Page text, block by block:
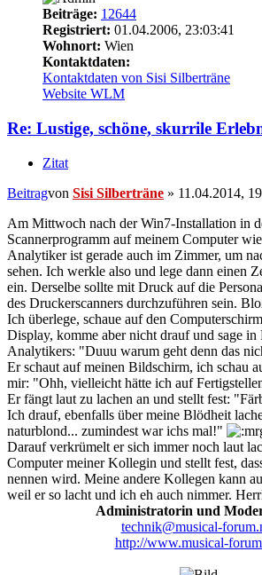
Beiträge: 12644
Registriert: 01.04.2006, 23:03:41
Wohnort: Wien
Kontaktdaten:
Kontaktdaten von Sisi Silberträne
Website WLM
Re: Lustige, schöne, skurrile
Zitat
Beitragvon Sisi Silberträne » 11.04.2014,
Am Mittwoch nach der Win7-Installation in
Scannerprogramm auf meinem Computer
Analytiker ist gerade auch im Zimmer, um
sehen. Ich werkle also und lege dann einen
ein. Derselbe sollte mit Druck auf die
des Druckerscanners durchzuführen sein.
Ich überlege, schaue auf den
Display, komme aber nicht drauf und sage in
Analytikers: "Duuu warum geht denn das
Er schaut auf meinen Bildschirm, ich schau
mir: "Ohh, vielleicht hätte ich auf
Er fängt laut zu lachen an und stellt fest:
Ich drauf, ebenfalls über meine Blödheit
naturblond... zumindest war ichs mal!"
Darauf verkrümelt er sich immer noch laut
Computer meiner Kollegin und stellt fest,
nennen wird. Meine andere Kollegen kann
weil er so lacht und ich eh auch nimmer.
Administratorin und
technik@musical-
http://www.musical-